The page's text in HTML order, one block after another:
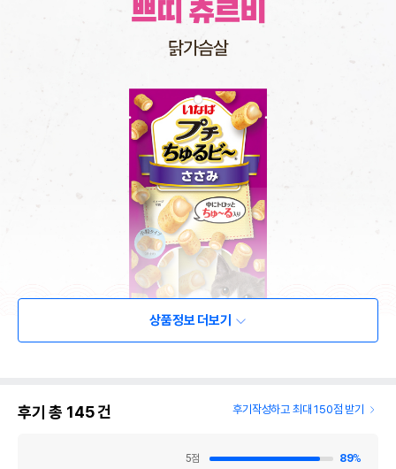
상품정보 더보기
후기 총 145건 후기작성하고 최대 150점 받기
5점 89%